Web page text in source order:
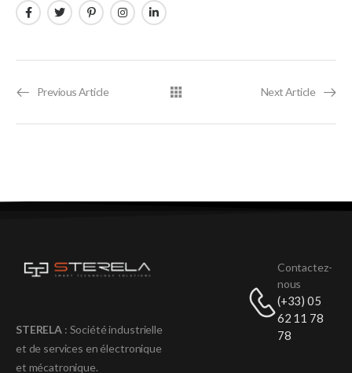
Previous Article Next Article
STERELA : Société industrielle
et de services en électronique
et mécatronique.
Contactez-
nous
(+33) 05
62 11 78
78